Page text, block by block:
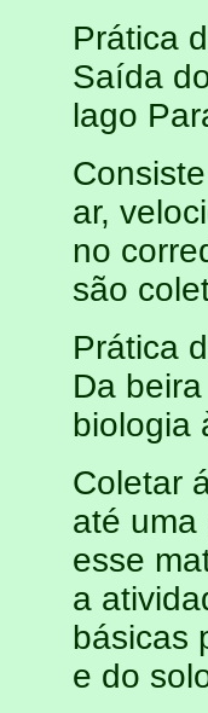
Prática
Saída
lago
ar,
no
são
Prática
Da
biologia
Coletar
até uma
esse
a
básicas
e do